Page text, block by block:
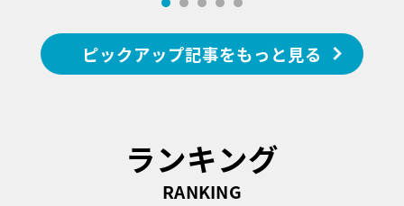
ピックアップ記事をもっと見る
ランキング
RANKING